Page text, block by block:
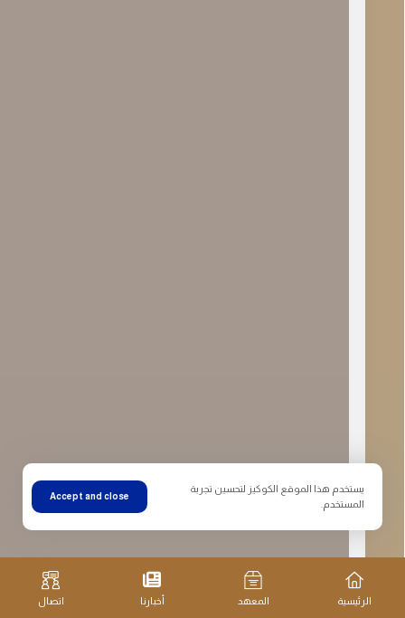
الرئيسية المعهد أخبارنا اتصال
يستخدم هذا الموقع الكوكيز لتحسين تجربة
المستخدم.
Accept and close